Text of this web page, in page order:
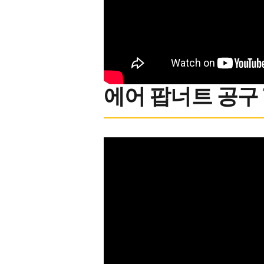
에어 팝너트 공